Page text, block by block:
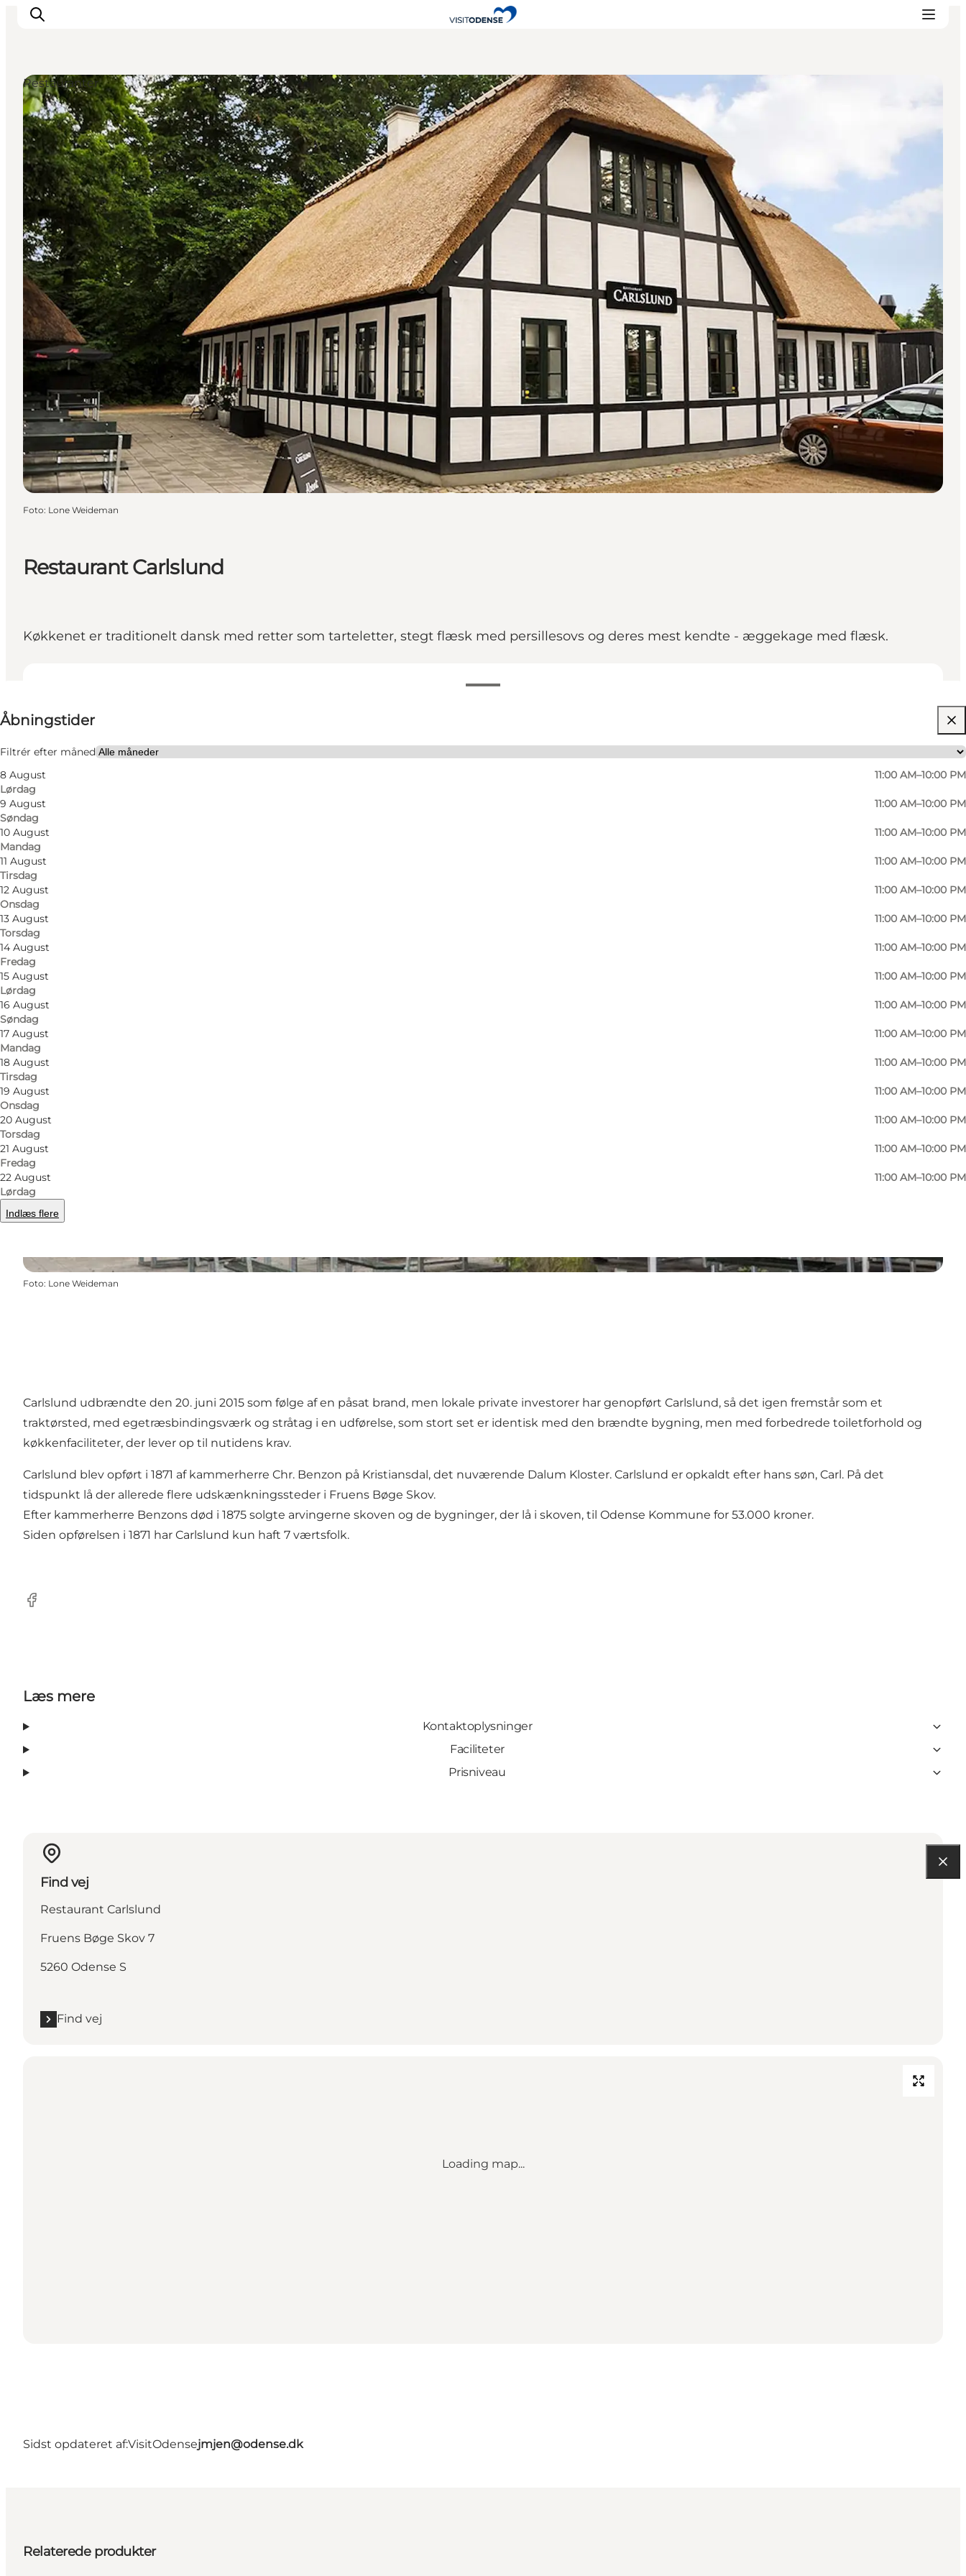
Oplev Odense
Det sker i Odense
Planlæg din tur
Inspiration
Restaurant Carlslund
Køkkenet er traditionelt dansk med retter som tarteletter, stegt flæsk med persillesovs og deres mest kendte - æggekage med flæsk.
Åbningstider
Filtrér efter måned
8 August
Lørdag
11:00 AM–10:00 PM
9 August
Søndag
11:00 AM–10:00 PM
10 August
Mandag
11:00 AM–10:00 PM
11 August
Tirsdag
11:00 AM–10:00 PM
12 August
Onsdag
11:00 AM–10:00 PM
13 August
Torsdag
11:00 AM–10:00 PM
14 August
Fredag
11:00 AM–10:00 PM
15 August
Lørdag
11:00 AM–10:00 PM
16 August
Søndag
11:00 AM–10:00 PM
17 August
Mandag
11:00 AM–10:00 PM
18 August
Tirsdag
11:00 AM–10:00 PM
19 August
Onsdag
11:00 AM–10:00 PM
20 August
Torsdag
11:00 AM–10:00 PM
21 August
Fredag
11:00 AM–10:00 PM
22 August
Lørdag
11:00 AM–10:00 PM
Indlæs flere
Besøg hjemmeside
Min partner, Venner
Restauranter
Foto: Lone Weideman
Foto: Lone Weideman
Carlslund udbrændte den 20. juni 2015 som følge af en påsat brand, men lokale private investorer har genopført Carlslund, så det igen fremstår som et
traktørsted, med egetræsbindingsværk og stråtag i en udførelse, som stort set er identisk med den brændte bygning, men med forbedrede toiletforhold og
køkkenfaciliteter, der lever op til nutidens krav.
Carlslund blev opført i 1871 af kammerherre Chr. Benzon på Kristiansdal, det nuværende Dalum Kloster. Carlslund er opkaldt efter hans søn, Carl. På det
tidspunkt lå der allerede flere udskænkningssteder i Fruens Bøge Skov.
Efter kammerherre Benzons død i 1875 solgte arvingerne skoven og de bygninger, der lå i skoven, til Odense Kommune for 53.000 kroner.
Siden opførelsen i 1871 har Carlslund kun haft 7 værtsfolk.
Facebook
Læs mere
Kontaktoplysninger
Faciliteter
Prisniveau
Find vej
Restaurant Carlslund
Fruens Bøge Skov 7
5260 Odense S
Find vej
Loading map...
Sidst opdateret af:VisitOdensejmjen@odense.dk
Relaterede produkter